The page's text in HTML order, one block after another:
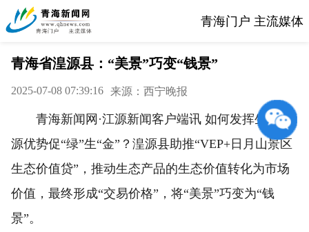
青海门户 主流媒体
青海省湟源县：“美景”巧变“钱景”
2025-07-08 07:39:16 来源：西宁晚报
青海新闻网·江源新闻客户端讯 如何发挥生态资
源优势促“绿”生“金”？湟源县助推“VEP+日月山景区
生态价值贷”，推动生态产品的生态价值转化为市场
价值，最终形成“交易价格”，将“美景”巧变为“钱
景”。